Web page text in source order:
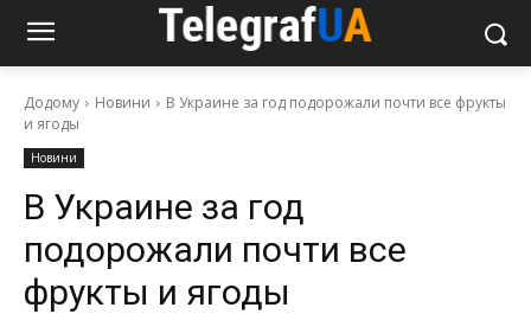
Додому Новини
В Украине за год подорожали почти все фрукты
и ягоды
Новини
В Украине за год
подорожали почти все
фрукты и ягоды